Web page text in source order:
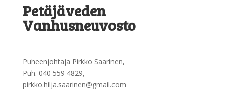
Petäjäveden
Vanhusneuvosto
Puheenjohtaja Pirkko Saarinen,
Puh. 040 559 4829,
pirkko.hilja.saarinen@gmail.com